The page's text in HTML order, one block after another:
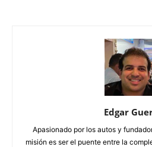
Edgar
Apasionado por los autos y
misión es ser el puente entre la